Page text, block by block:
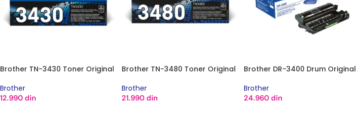
Brother TN-3430 Toner Original
Brother
12.990 din
Brother TN-3480 Toner Original
Brother
21.990din
Brother DR-3400 Drum Original
Brother
24.960 din